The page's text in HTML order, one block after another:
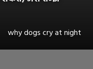
why dogs cry at night